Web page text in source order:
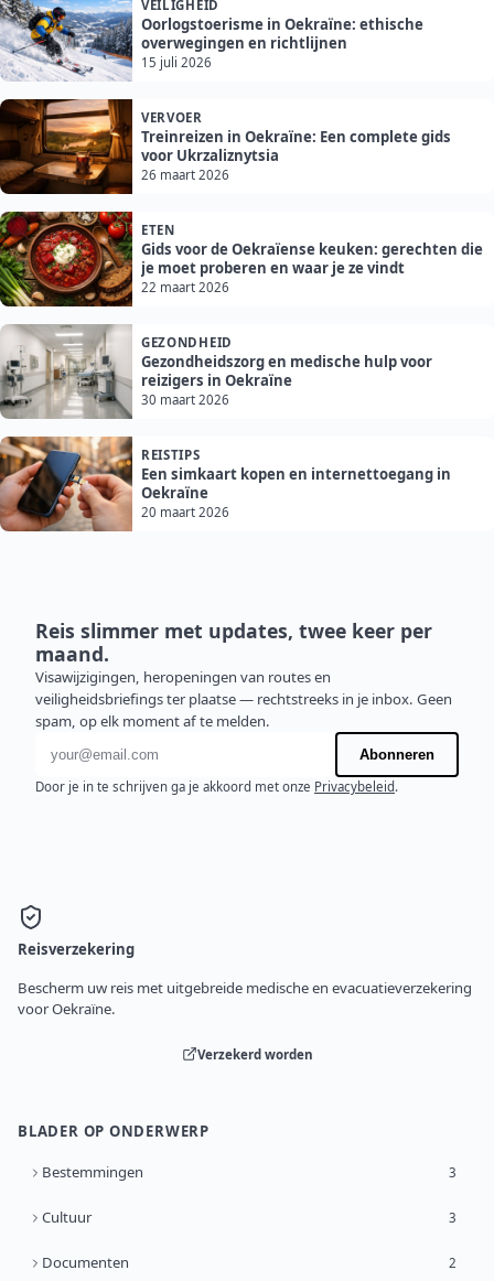
VEILIGHEID
Oorlogstoerisme in Oekraïne: ethische
overwegingen en richtlijnen
15 juli 2026
VERVOER
Treinreizen in Oekraïne: Een complete gids
voor Ukrzaliznytsia
26 maart 2026
ETEN
Gids voor de Oekraïense keuken: gerechten die
je moet proberen en waar je ze vindt
22 maart 2026
GEZONDHEID
Gezondheidszorg en medische hulp voor
reizigers in Oekraïne
30 maart 2026
REISTIPS
Een simkaart kopen en internettoegang in
Oekraïne
20 maart 2026
Reis slimmer met updates, twee keer per
maand.
Visawijzigingen, heropeningen van routes en
veiligheidsbriefings ter plaatse — rechtstreeks in je inbox. Geen
spam, op elk moment af te melden.
E-mailadres
Abonneren
Door je in te schrijven ga je akkoord met onze Privacybeleid.
Reisverzekering
Bescherm uw reis met uitgebreide medische en evacuatieverzekering
voor Oekraïne.
Verzekerd worden
BLADER OP ONDERWERP
Bestemmingen 3
Cultuur 3
Documenten 2